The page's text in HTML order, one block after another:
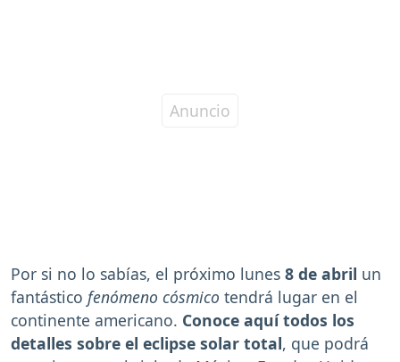
Por si no lo sabías, el próximo lunes 8 de abril un
fantástico fenómeno cósmico tendrá lugar en el
continente americano. Conoce aquí todos los
detalles sobre el eclipse solar total, que podrá